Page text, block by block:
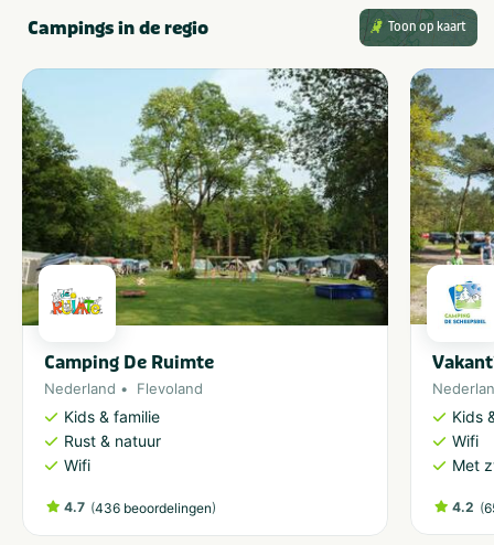
Campings in de regio Toon op kaart
Camping De Ruimte
Nederland Flevoland
Kids & familie
Rust & natuur
Wifi
4.7 (436 beoordelingen)
Kids
Wifi
Met
4.2 (